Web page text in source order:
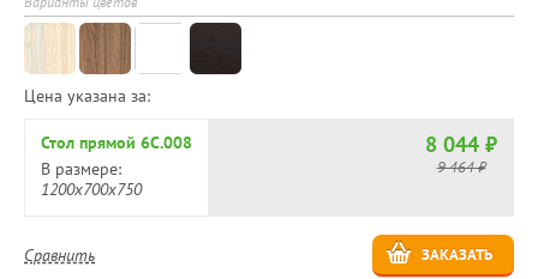
Цена указана за:
Стол прямой 6С.008
В размере:
1200х700х750
8 044 ₽
9 464 ₽
ЗАКАЗАТЬ
Сравнить